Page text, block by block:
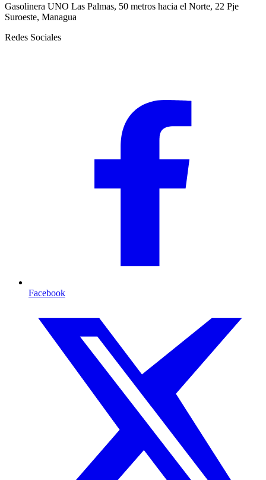
Gasolinera UNO Las Palmas, 50 metros hacia el Norte, 22 Pje
Suroeste, Managua
Redes Sociales
Facebook